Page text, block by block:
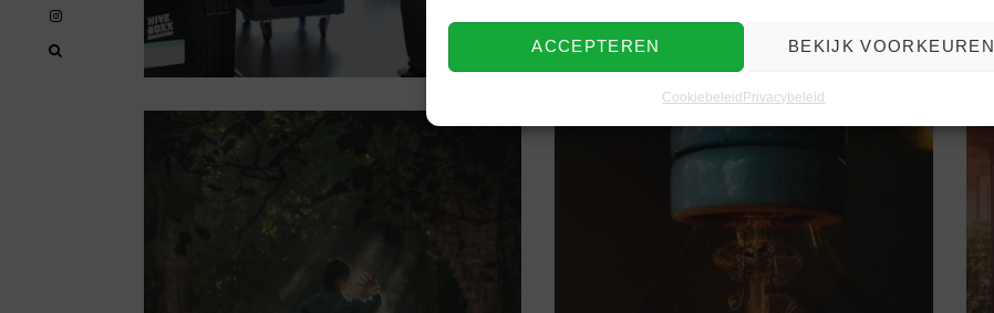
ACCEPTEREN BEKIJK VOORKEUREN
CookiebeleidPrivacybeleid